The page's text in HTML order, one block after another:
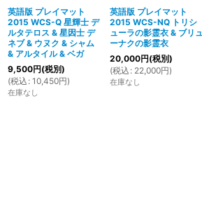
絞り込む
英語版 プレイマット
2015 WCS-Q 星輝士 デ
ルタテロス & 星因士 デ
ネブ & ウヌク & シャム
& アルタイル & ベガ
9,500円(税別)
(税込 : 10,450円)
在庫なし
英語版 プレイマット
2015 WCS-NQ トリシ
ューラの影霊衣 & ブリュ
ーナクの影霊衣
20,000円(税別)
(税込 : 22,000円)
在庫なし